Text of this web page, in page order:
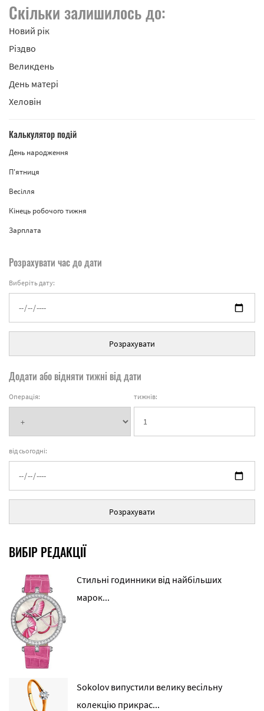
Скільки залишилось до:
Новий рік
Різдво
Великдень
День матері
Хеловін
Калькулятор подій
День народження
П'ятниця
Весілля
Кінець робочого тижня
Зарплата
Розрахувати час до дати
Виберіть дату:
Розрахувати
Додати або відняти тижні від дати
Операція: тижнів:
від сьогодні:
Розрахувати
ВИБІР РЕДАКЦІЇ
Стильні годинники від найбільших
марок...
Sokolov випустили велику весільну
колекцію прикрас...